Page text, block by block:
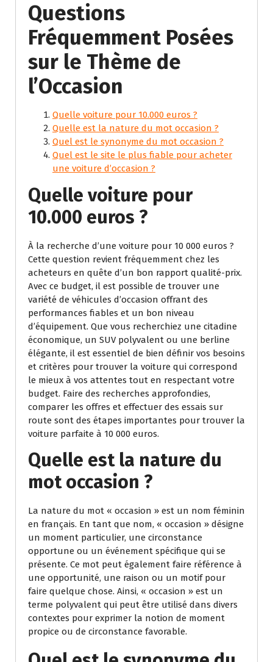
Questions
Fréquemment Posées
sur le Thème de
l’Occasion
Quelle voiture pour 10.000 euros ?
Quelle est la nature du mot occasion ?
Quel est le synonyme du mot occasion ?
Quel est le site le plus fiable pour acheter
une voiture d’occasion ?
Quelle voiture pour
10.000 euros ?
À la recherche d’une voiture pour 10 000 euros ?
Cette question revient fréquemment chez les
acheteurs en quête d’un bon rapport qualité-prix.
Avec ce budget, il est possible de trouver une
variété de véhicules d’occasion offrant des
performances fiables et un bon niveau
d’équipement. Que vous recherchiez une citadine
économique, un SUV polyvalent ou une berline
élégante, il est essentiel de bien définir vos besoins
et critères pour trouver la voiture qui correspond
le mieux à vos attentes tout en respectant votre
budget. Faire des recherches approfondies,
comparer les offres et effectuer des essais sur
route sont des étapes importantes pour trouver la
voiture parfaite à 10 000 euros.
Quelle est la nature du
mot occasion ?
La nature du mot « occasion » est un nom féminin
en français. En tant que nom, « occasion » désigne
un moment particulier, une circonstance
opportune ou un événement spécifique qui se
présente. Ce mot peut également faire référence à
une opportunité, une raison ou un motif pour
faire quelque chose. Ainsi, « occasion » est un
terme polyvalent qui peut être utilisé dans divers
contextes pour exprimer la notion de moment
propice ou de circonstance favorable.